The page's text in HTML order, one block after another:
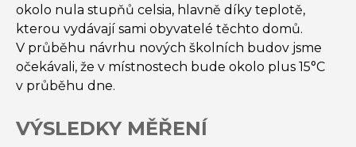
okolo nula stupňů celsia, hlavně díky teplotě,
kterou vydávají sami obyvatelé těchto domů.
V průběhu návrhu nových školních budov jsme
očekávali, že v místnostech bude okolo plus 15°C
v průběhu dne.
VÝSLEDKY MĚŘENÍ